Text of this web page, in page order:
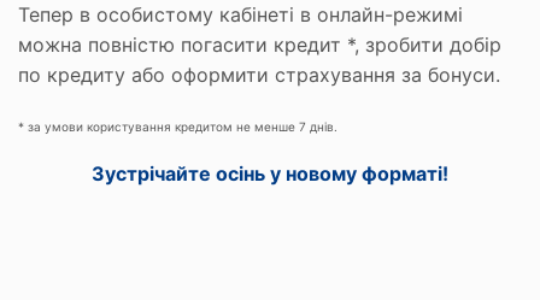
Тепер в особистому кабінеті в онлайн-режимі
можна повністю погасити кредит *, зробити добір
по кредиту або оформити страхування за бонуси.
* за умови користування кредитом не менше 7 днів.
Зустрічайте осінь у новому форматі!